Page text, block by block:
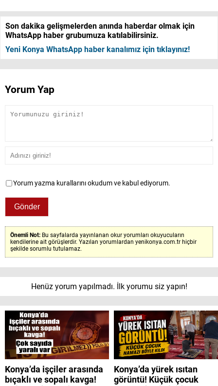
Son dakika gelişmelerden anında haberdar olmak için
WhatsApp haber grubumuza katılabilirsiniz.
Yeni Konya WhatsApp haber kanalımız için tıklayınız!
Yorum Yap
Yorum yazma kurallarını okudum ve kabul ediyorum.
Önemli Not: Bu sayfalarda yayınlanan okur yorumları okuyucuların
kendilerine ait görüşlerdir. Yazılan yorumlardan yenikonya.com.tr hiçbir
şekilde sorumlu tutulamaz.
Henüz yorum yapılmadı. İlk yorumu siz yapın!
Konya’da işçiler arasında
bıçaklı ve sopalı kavga!
Konya’da yürek ısıtan
görüntü! Küçük çocuk